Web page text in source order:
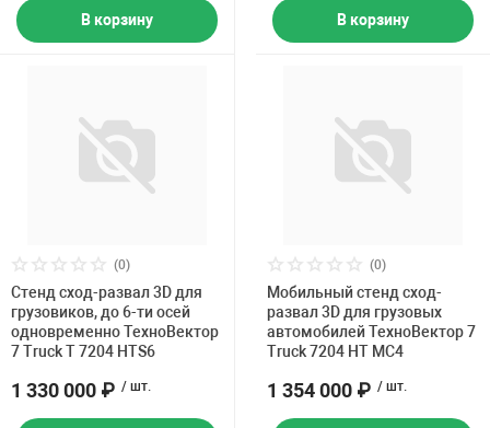
В корзину В корзину
(0)
Стенд сход-развал 3D для
грузовиков, до 6-ти осей
одновременно ТехноВектор
7 Truck T 7204 HTS6
1 330 000 ₽ / шт.
(0)
Мобильный стенд сход-
развал 3D для грузовых
автомобилей ТехноВектор 7
Truck 7204 HT MC4
1 354 000 ₽ / шт.